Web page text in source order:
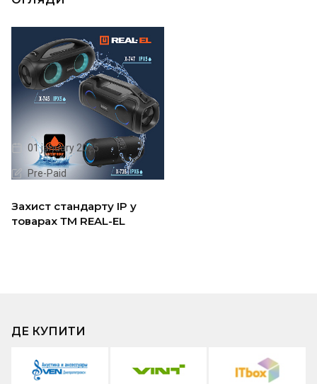
01 january 2025
Pre-Paid
Захист стандарту IP у
товарах ТМ REAL-EL
ДЕ КУПИТИ